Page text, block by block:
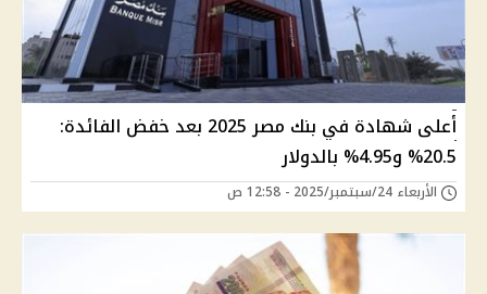
أعلى شهادة في بنك مصر 2025 بعد خفض الفائدة:
20.5% و4.95% بالدولار
الأربعاء 24/سبتمبر/2025 - 12:58 ص